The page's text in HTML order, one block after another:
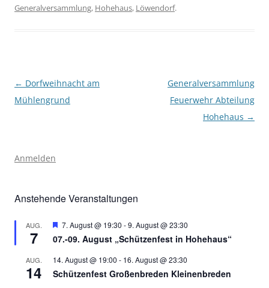
Generalversammlung, Hohehaus, Löwendorf.
Beitragsnavigation
← Dorfweihnacht am
Mühlengrund
Generalversammlung
Feuerwehr Abteilung
Hohehaus →
Anmelden
Anstehende Veranstaltungen
AUG.
7
Hervorgehoben
7. August @ 19:30 -9. August @ 23:30
07.-09. August „Schützenfest in Hohehaus“
AUG.
14
14. August @ 19:00 - 16. August @ 23:30
Schützenfest Großenbreden Kleinenbreden